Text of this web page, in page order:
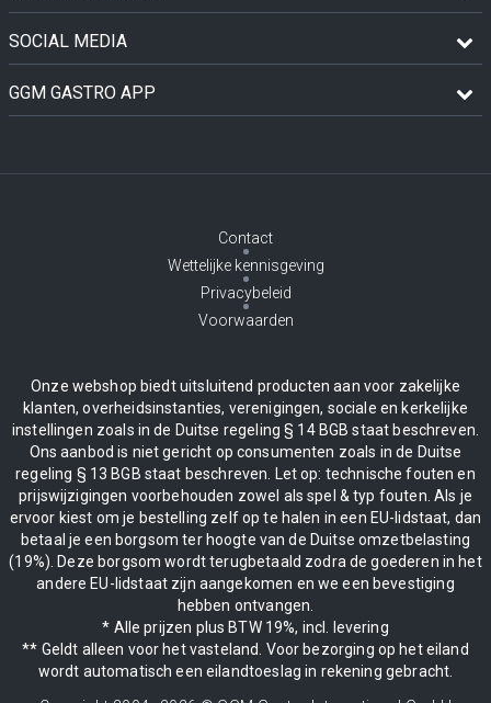
SOCIAL MEDIA
GGM GASTRO APP
Contact
Wettelijke kennisgeving
Privacybeleid
Voorwaarden
Onze webshop biedt uitsluitend producten aan voor zakelijke
klanten, overheidsinstanties, verenigingen, sociale en kerkelijke
instellingen zoals in de Duitse regeling § 14 BGB staat beschreven.
Ons aanbod is niet gericht op consumenten zoals in de Duitse
regeling § 13 BGB staat beschreven. Let op: technische fouten en
prijswijzigingen voorbehouden zowel als spel & typ fouten. Als je
ervoor kiest om je bestelling zelf op te halen in een EU-lidstaat, dan
betaal je een borgsom ter hoogte van de Duitse omzetbelasting
(19%). Deze borgsom wordt terugbetaald zodra de goederen in het
andere EU-lidstaat zijn aangekomen en we een bevestiging
hebben ontvangen.
* Alle prijzen plus BTW 19%, incl. levering
** Geldt alleen voor het vasteland. Voor bezorging op het eiland
wordt automatisch een eilandtoeslag in rekening gebracht.